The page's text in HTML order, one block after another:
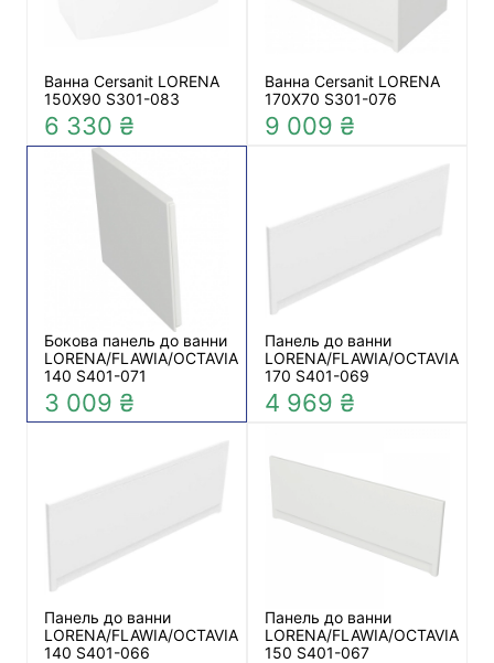
Ванна Cersanit LORENA
150Х90 S301-083
6 330 ₴
Ванна Cersanit LORENA
170Х70 S301-076
9 009 ₴
Бокова панель до ванни
LORENA/FLAWIA/OCTAVIA
140 S401-071
3 009 ₴
Панель до ванни
LORENA/FLAWIA/OCTAVIA
170 S401-069
4 969 ₴
Панель до ванни
LORENA/FLAWIA/OCTAVIA
140 S401-066
Панель до ванни
LORENA/FLAWIA/OCTAVIA
150 S401-067